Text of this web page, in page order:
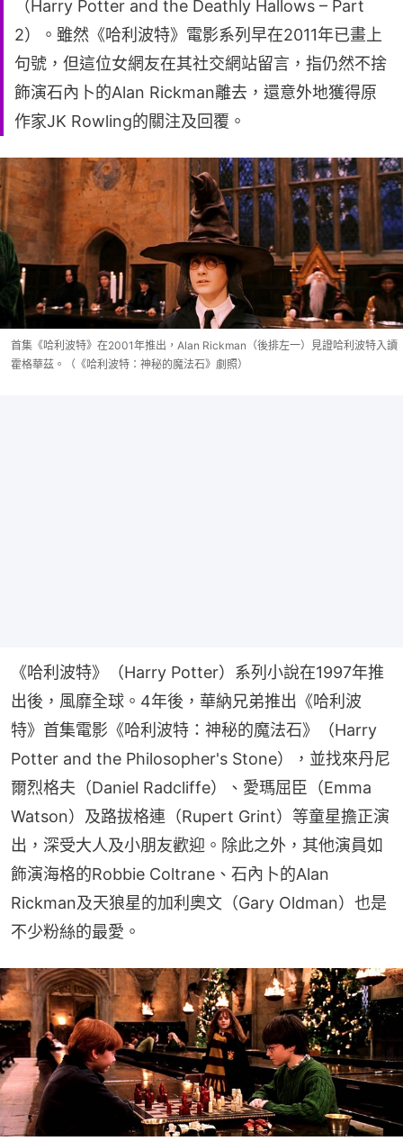
（Harry Potter and the Deathly Hallows – Part
2）。雖然《哈利波特》電影系列早在2011年已畫上
句號，但這位女網友在其社交網站留言，指仍然不捨
飾演石內卜的Alan Rickman離去，還意外地獲得原
作家JK Rowling的關注及回覆。
首集《哈利波特》在2001年推出，Alan Rickman（後排左一）見證哈利波特入讀
霍格華茲。（《哈利波特：神秘的魔法石》劇照）
《哈利波特》（Harry Potter）系列小說在1997年推
出後，風靡全球。4年後，華納兄弟推出《哈利波
特》首集電影《哈利波特：神秘的魔法石》（Harry
Potter and the Philosopher's Stone），並找來丹尼
爾烈格夫（Daniel Radcliffe）、愛瑪屈臣（Emma
Watson）及路拔格連（Rupert Grint）等童星擔正演
出，深受大人及小朋友歡迎。除此之外，其他演員如
飾演海格的Robbie Coltrane、石內卜的Alan
Rickman及天狼星的加利奧文（Gary Oldman）也是
不少粉絲的最愛。